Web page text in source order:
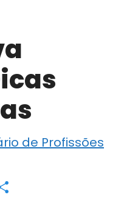
de Profissões